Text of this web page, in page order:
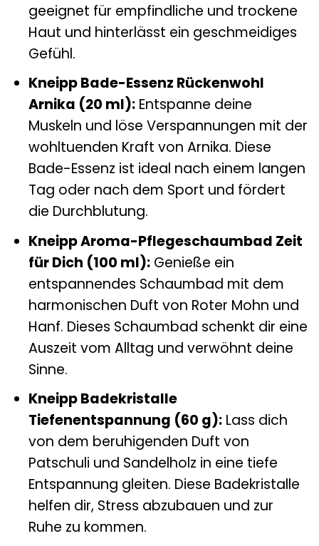
geeignet für empfindliche und trockene
Haut und hinterlässt ein geschmeidiges
Gefühl.
Kneipp Bade-Essenz Rückenwohl
Arnika (20 ml):Entspanne deine
Muskeln und löse Verspannungen mit der
wohltuenden Kraft von Arnika. Diese
Bade-Essenz ist ideal nach einem langen
Tag oder nach dem Sport und fördert
die Durchblutung.
Kneipp Aroma-Pflegeschaumbad Zeit
für Dich (100 ml):Genieße ein
entspannendes Schaumbad mit dem
harmonischen Duft von Roter Mohn und
Hanf. Dieses Schaumbad schenkt dir eine
Auszeit vom Alltag und verwöhnt deine
Sinne.
Kneipp Badekristalle
Tiefenentspannung (60 g):Lass dich
von dem beruhigenden Duft von
Patschuli und Sandelholz in eine tiefe
Entspannung gleiten. Diese Badekristalle
helfen dir, Stress abzubauen und zur
Ruhe zu kommen.